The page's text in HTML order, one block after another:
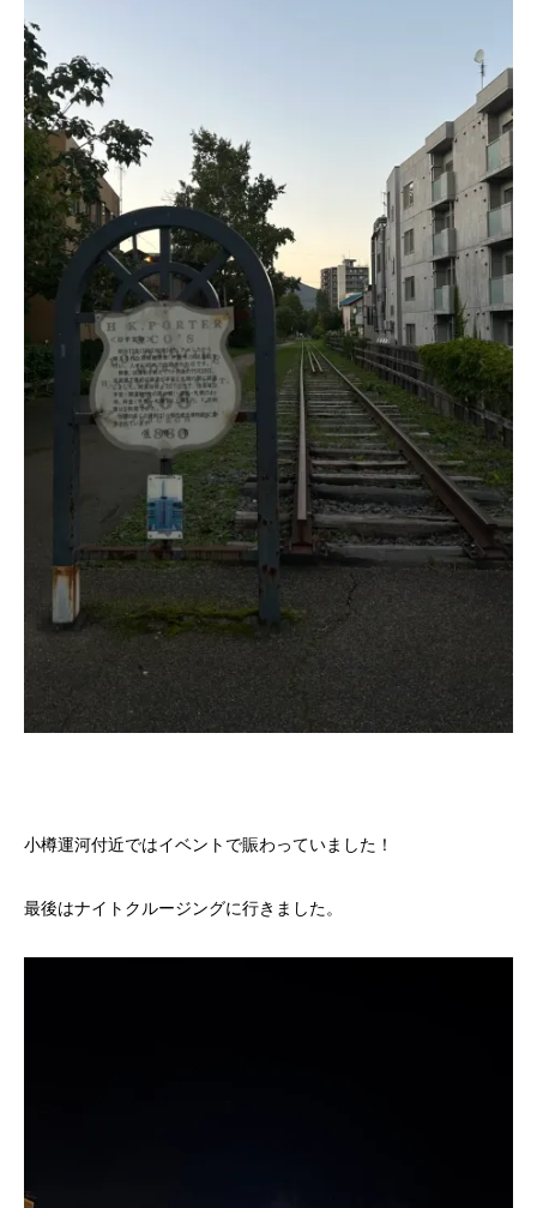
小樽運河付近ではイベントで賑わっていました！
最後はナイトクルージングに行きました。